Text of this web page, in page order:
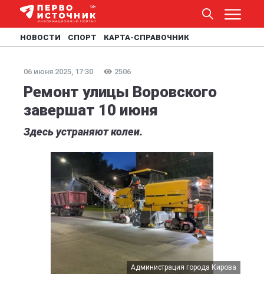
НОВОСТИ СПОРТ КАРТА-СПРАВОЧНИК
06 июня 2025, 17:30 2506
Ремонт улицы Воровского
завершат 10 июня
Здесь устраняют колеи.
Администрация города Кирова